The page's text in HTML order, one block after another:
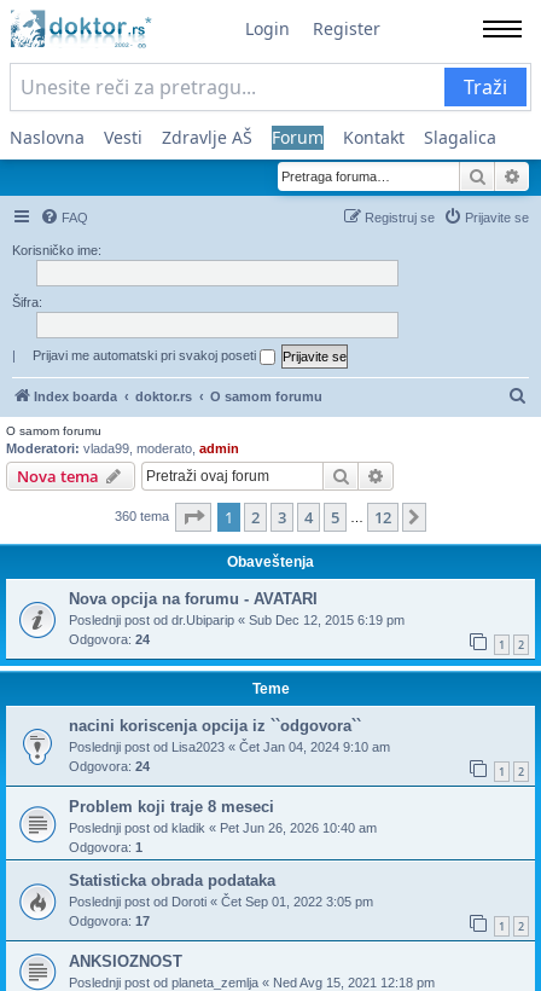
Login Register
Traži
Naslovna Vesti Zdravlje AŠ Forum Kontakt Slagalica
FAQ Prijavite se
Registruj se
Korisničko ime:
Šifra:
| Prijavi me automatski pri svakoj poseti
Index boarda doktor.rs O samom forumu
O samom forumu
Moderatori: vlada99 moderato admin
Nova tema Pretraga
360 tema Stranica 1od12
1 2 3 4 5 12
Obaveštenja
Nova opcija na forumu - AVATARI
Poslednji post od dr.Ubiparip « Sub Dec 12, 2015 6:19 pm
Odgovora: 24 1 2
Teme
nacini koriscenja opcija iz ``odgovora``
Poslednji post od Lisa2023 « Čet Jan 04, 2024 9:10 am
Odgovora: 24 1 2
Problem koji traje 8 meseci
Poslednji post od kladik « Pet Jun 26, 2026 10:40 am
Odgovora: 1
Statisticka obrada podataka
Poslednji post od Doroti « Čet Sep 01, 2022 3:05 pm
Odgovora: 17 1 2
ANKSIOZNOST
Poslednji post od planeta_zemlja « Ned Avg 15, 2021 12:18 pm